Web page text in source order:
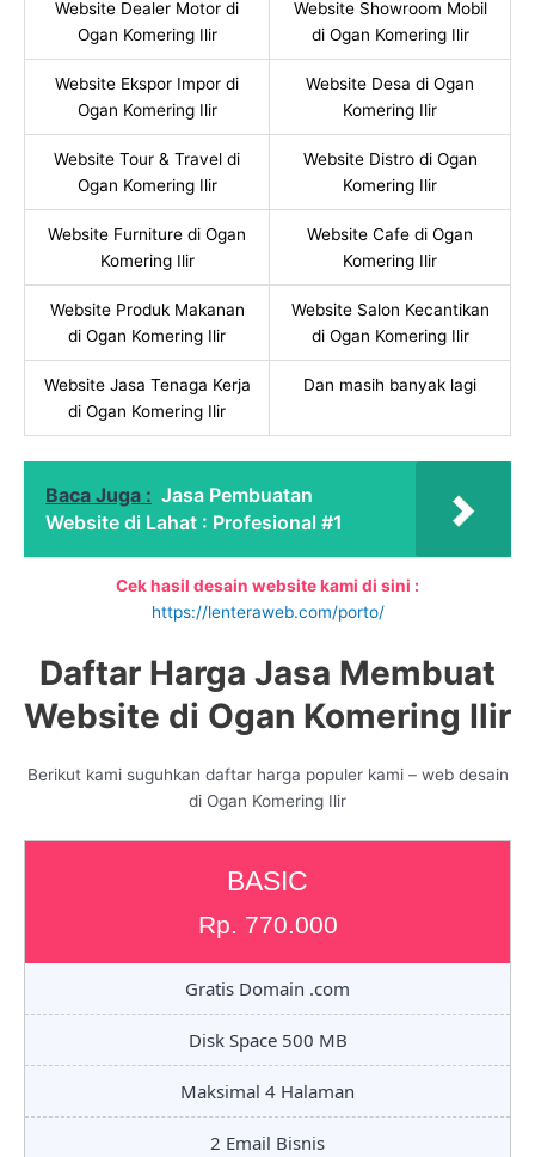
Website Dealer Motor di
Ogan Komering Ilir
Website Showroom Mobil
di Ogan Komering Ilir
Website Ekspor Impor di
Ogan Komering Ilir
Website Desa di Ogan
Komering Ilir
Website Tour & Travel di
Ogan Komering Ilir
Website Distro di Ogan
Komering Ilir
Website Furniture di Ogan
Komering Ilir
Website Cafe di Ogan
Komering Ilir
Website Produk Makanan
di Ogan Komering Ilir
Website Salon Kecantikan
di Ogan Komering Ilir
Website Jasa Tenaga Kerja
di Ogan Komering Ilir
Dan masih banyak lagi
Baca Juga : Jasa Pembuatan
Website di Lahat : Profesional #1
Cek hasil desain website kami di sini :
https://lenteraweb.com/porto/
Daftar Harga Jasa Membuat
Website di Ogan Komering Ilir
Berikut kami suguhkan daftar harga populer kami – web desain
di Ogan Komering Ilir
BASIC
Rp. 770.000
Gratis Domain .com
Disk Space 500 MB
Maksimal 4 Halaman
2 Email Bisnis